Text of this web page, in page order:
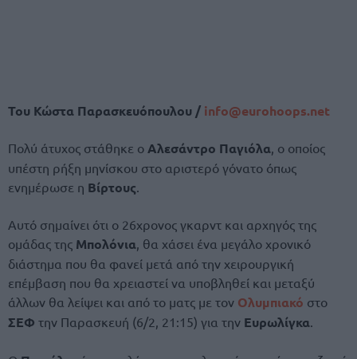
Του Κώστα Παρασκευόπουλου / info@eurohoops.net
Πολύ άτυχος στάθηκε ο Αλεσάντρο Παγιόλα, ο οποίος
υπέστη ρήξη μηνίσκου στο αριστερό γόνατο όπως
ενημέρωσε η Βίρτους.
Αυτό σημαίνει ότι ο 26χρονος γκαρντ και αρχηγός της
ομάδας της Μπολόνια, θα χάσει ένα μεγάλο χρονικό
διάστημα που θα φανεί μετά από την χειρουργική
επέμβαση που θα χρειαστεί να υποβληθεί και μεταξύ
άλλων θα λείψει και από το ματς με τον Ολυμπιακό στο
ΣΕΦ την Παρασκευή (6/2, 21:15) για την Ευρωλίγκα.